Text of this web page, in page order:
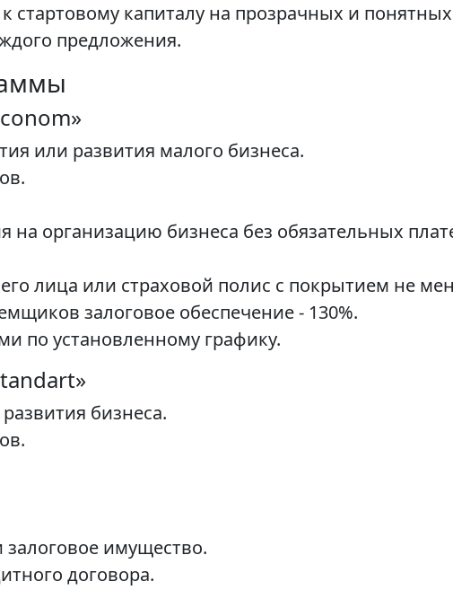
стартовому капиталу на прозрачных и
предложения.
или развития малого бизнеса.
на организацию бизнеса без обязательных
лица или страховой полис с покрытием не
залоговое обеспечение - 130%.
по установленному графику.
бизнеса.
имущество.
договора.